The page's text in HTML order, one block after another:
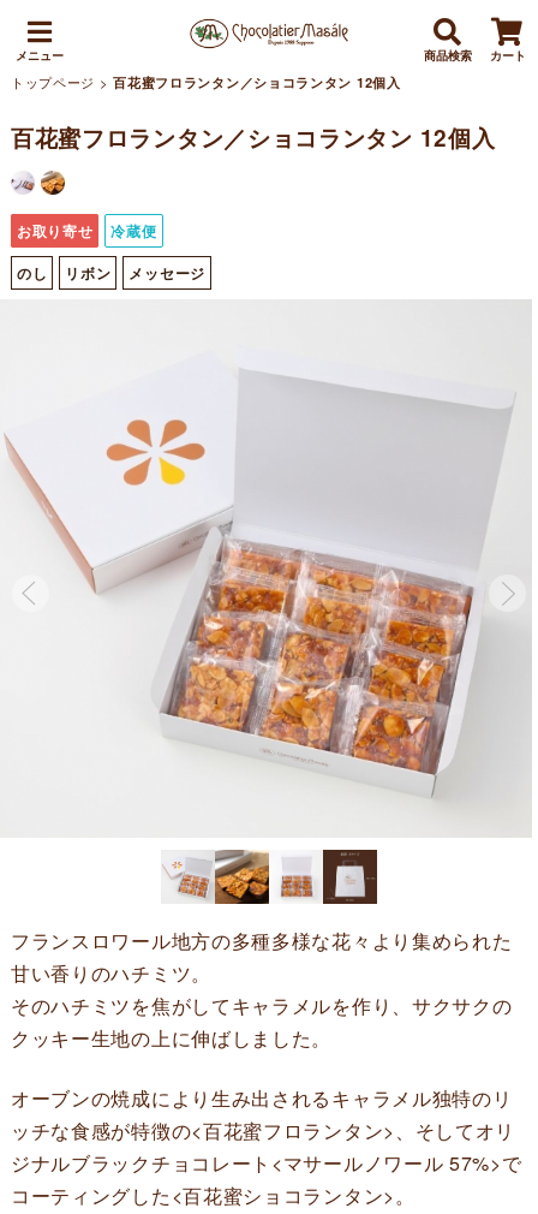
メニュー 商品検索 カート
トップページ >百花蜜フロランタン／ショコランタン 12個入
百花蜜フロランタン／ショコランタン 12個入
お取り寄せ
冷蔵便
のし
リボン メッセージ
フランスロワール地方の多種多様な花々より集められた
甘い香りのハチミツ。
そのハチミツを焦がしてキャラメルを作り、サクサクの
クッキー生地の上に伸ばしました。
オーブンの焼成により生み出されるキャラメル独特のリ
ッチな食感が特徴の<百花蜜フロランタン>、そしてオリ
ジナルブラックチョコレート<マサールノワール 57%>で
コーティングした<百花蜜ショコランタン>。